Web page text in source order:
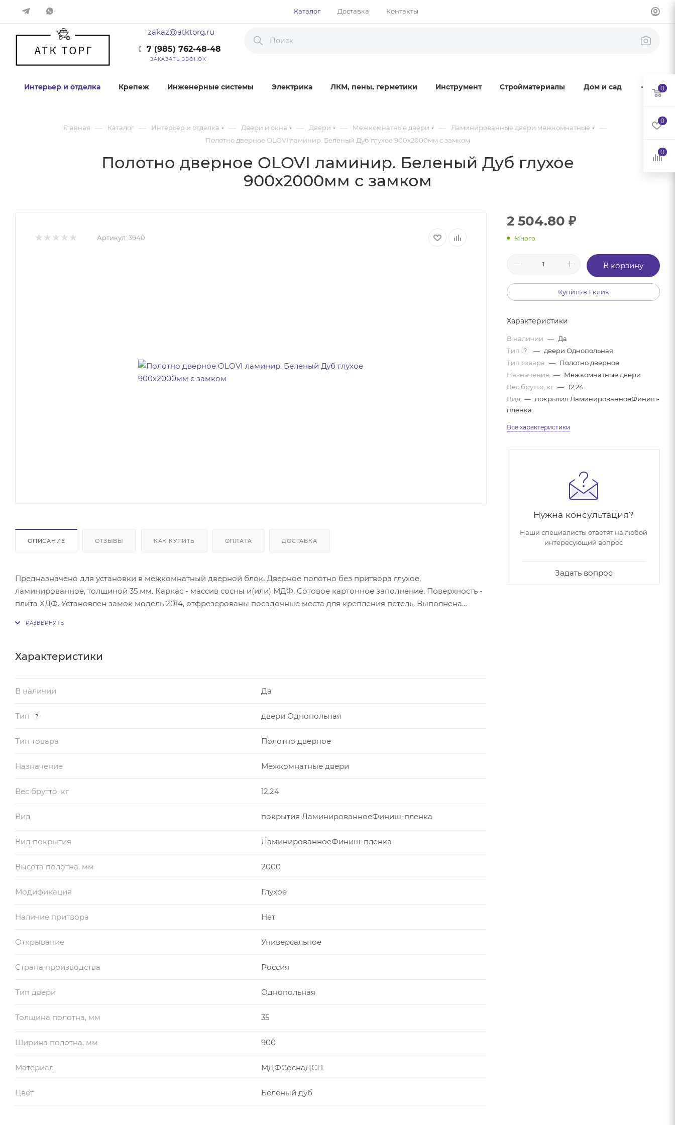
Каталог Доставка Контакты
zakaz@atktorg.ru
7 (985) 762-48-48
ЗАКАЗАТЬ ЗВОНОК
Интерьер и отделка Крепеж Инженерные системы Электрика ЛКМ, пены, герметики Инструмент Стройматериалы Дом и сад
Главная — Каталог — Интерьер и отделка — Двери и окна — Двери — Межкомнатные двери — Ламинированные двери межкомнатные —
Полотно дверное OLOVI ламинир. Беленый Дуб глухое 900х2000мм с замком
Полотно дверное OLOVI ламинир. Беленый Дуб глухое
900х2000мм с замком
Артикул: 3940
ОПИСАНИЕ ОТЗЫВЫ КАК КУПИТЬ ОПЛАТА ДОСТАВКА
Предназначено для установки в межкомнатный дверной блок. Дверное полотно без притвора глухое,
ламинированное, толщиной 35 мм. Каркас - массив сосны и(или) МДФ. Сотовое картонное заполнение. Поверхность -
плита ХДФ. Установлен замок модель 2014, отфрезерованы посадочные места для крепления петель. Выполнена
Характеристики
В наличии Да
Тип ? двери Однопольная
Тип товара Полотно дверное
Назначение Межкомнатные двери
Вес брутто, кг 12,24
Вид покрытия ЛаминированноеФиниш-пленка
Вид покрытия ЛаминированноеФиниш-пленка
Высота полотна, мм 2000
Модификация Глухое
Наличие притвора Нет
Открывание Универсальное
Страна производства Россия
Тип двери Однопольная
Толщина полотна, мм 35
Ширина полотна, мм 900
Материал МДФСоснаДСП
Цвет Беленый дуб
2 504.80 ₽
Много
В корзину
Купить в 1 клик
Характеристики
В наличии — Да
Тип
? — двери Однопольная
Тип товара — Полотно дверное
Назначение — Межкомнатные двери
Вес брутто, кг — 12,24
Вид — покрытия ЛаминированноеФиниш-
пленка
Все характеристики
Нужна консультация?
Наши специалисты ответят на любой
интересующий вопрос
Задать вопрос
0
0
0